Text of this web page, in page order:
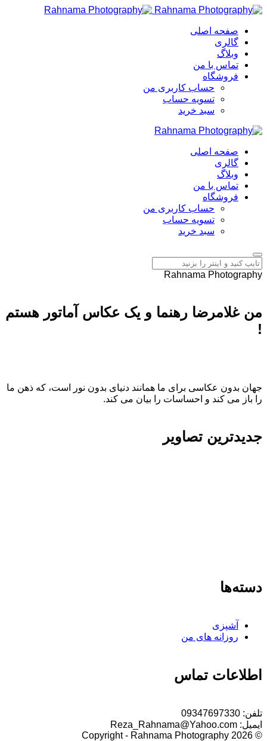
صفحه اصلی
گالری
وبلاگ
تماس با من
فروشگاه
حساب کاربری من
تسویه حساب
سبد خرید
صفحه اصلی
گالری
وبلاگ
تماس با من
فروشگاه
حساب کاربری من
تسویه حساب
سبد خرید
Rahnama Photography
من غلامرضا رهنما و یک عکاس آماتور هستم
!
جهان بدون عکاسی برای ما همانند دنیای بدون نور است، که ذهن ما
را باز می کند و احساسات را بیان می کند.
جدیدترین تصاویر
دسته‌ها
آشپزی
روزانه های من
اطلاعات تماس
تلفن:
ایمیل:
© 2026 Copyright - Rahnama Photography